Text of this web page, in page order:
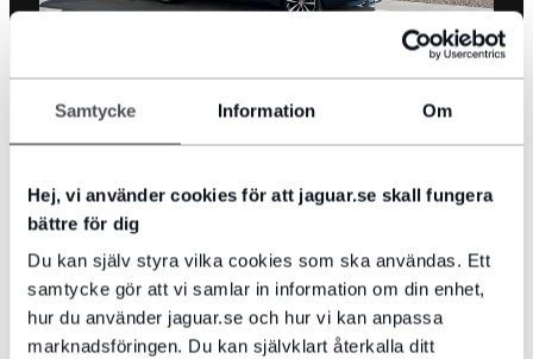
Samtycke Information Om
Hej, vi använder cookies för att jaguar.se skall fungera
bättre för dig
Du kan själv styra vilka cookies som ska användas. Ett
samtycke gör att vi samlar in information om din enhet,
hur du använder jaguar.se och hur vi kan anpassa
marknadsföringen. Du kan självklart återkalla ditt
DIG?
För att systemet med selektiv katalytisk reduktion ska fungera
bils DEF-tank har utformats för att behovet av påfyllning ska
begränsas utanför ordinarie serviceintervaller. I helt nya XF och XE
räcker i genomsnitt en liter DEF till cirka 88 mils körning. I F-PACE
räcker en liter DEF till cirka 64 mil (detta kan dock variera